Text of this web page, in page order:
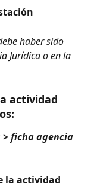
haber sido
Jurídica o en la
actividad
ficha agencia
la actividad